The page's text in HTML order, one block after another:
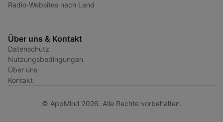
Radio-Websites nach Land
Über uns & Kontakt
Datenschutz
Nutzungsbedingungen
Über uns
Kontakt
© AppMind 2026. Alle Rechte vorbehalten.